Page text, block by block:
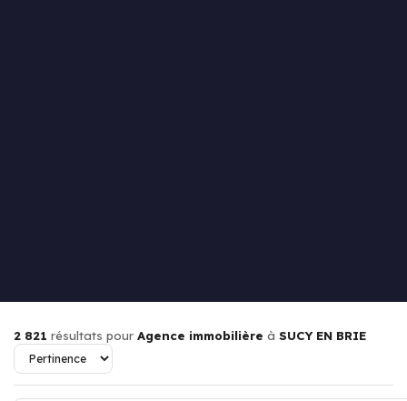
2 821 résultats pour Agence immobilière à SUCY EN BRIE